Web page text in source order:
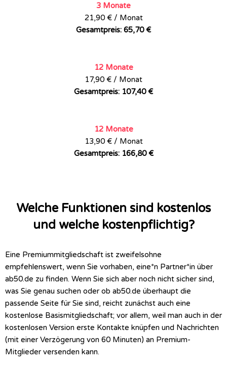
3 Monate
21,90 € / Monat
Gesamtpreis: 65,70 €
12 Monate
17,90 € / Monat
Gesamtpreis: 107,40 €
12 Monate
13,90 € / Monat
Gesamtpreis: 166,80 €
Welche Funktionen sind kostenlos
und welche kostenpflichtig?
Eine Premiummitgliedschaft ist zweifelsohne
empfehlenswert, wenn Sie vorhaben, eine*n Partner*in über
ab50.de zu finden. Wenn Sie sich aber noch nicht sicher sind,
was Sie genau suchen oder ob ab50.de überhaupt die
passende Seite für Sie sind, reicht zunächst auch eine
kostenlose Basismitgliedschaft; vor allem, weil man auch in der
kostenlosen Version erste Kontakte knüpfen und Nachrichten
(mit einer Verzögerung von 60 Minuten) an Premium-
Mitglieder versenden kann.